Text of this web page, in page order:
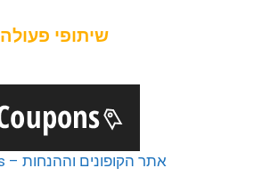
שיתופי פעולה
אתר הקופונים וההנחות – iCoupons